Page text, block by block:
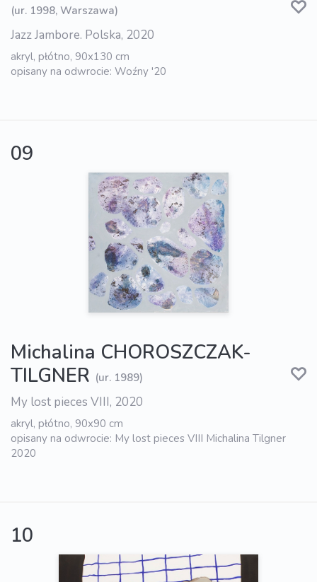
(ur. 1998, Warszawa)
Jazz Jambore. Polska, 2020
akryl, płótno, 90x130 cm
opisany na odwrocie: Woźny '20
09
Michalina CHOROSZCZAK-
TILGNER (ur. 1989)
My lost pieces VIII, 2020
akryl, płótno, 90x90 cm
opisany na odwrocie: My lost pieces VIII Michalina Tilgner
2020
10